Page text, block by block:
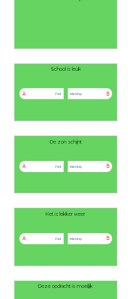
School is leuk
A Feit B
Mening
De zon schijnt
A Feit B
Mening
Het is lekker weer
A Feit B
Mening
Deze opdracht is moeilijk